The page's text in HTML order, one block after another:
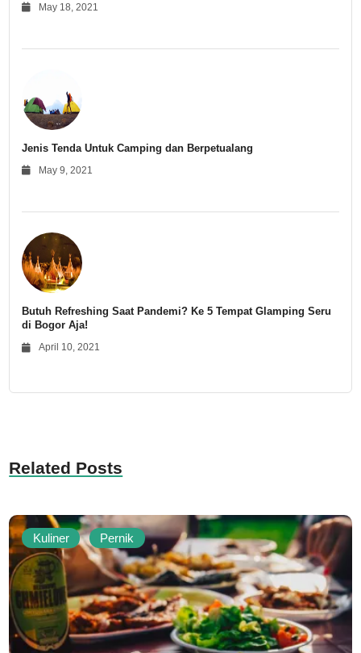
May 18, 2021
Jenis Tenda Untuk Camping dan Berpetualang
May 9, 2021
Butuh Refreshing Saat Pandemi? Ke 5 Tempat Glamping Seru
di Bogor Aja!
April 10, 2021
Related Posts
Kuliner Pernik